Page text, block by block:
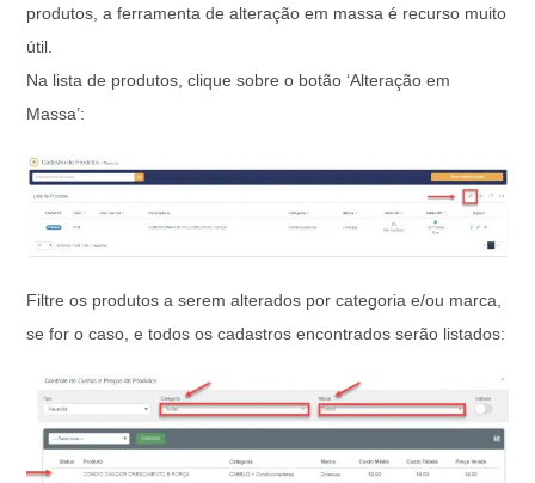
produtos, a ferramenta de alteração em massa é recurso muito
útil.
Na lista de produtos, clique sobre o botão ‘Alteração em
Massa’:
Filtre os produtos a serem alterados por categoria e/ou marca,
se for o caso, e todos os cadastros encontrados serão listados: